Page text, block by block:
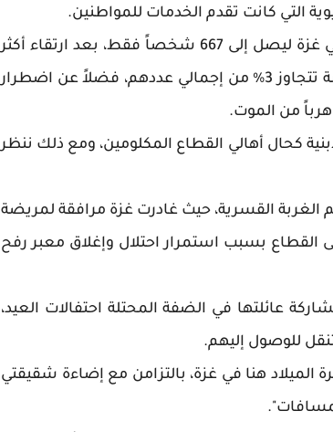
التي كانت تقدم الخدمات للمواطنين.
وتشير الإحصائيات الرسمية إلى تناقص أعداد المسيحيين في غزة ليصل إلى 667 شخصاً فقط، بعد ارتقاء أكثر
من 20 شهيداً بنيران الاحتلال خلال حرب الإبادة، ما يمثل نسبة تتجاوز 3% من إجمالي عددهم، فضلاً عن اضطرار
هرباً من الموت.
كحال أهالي القطاع المكلومين، ومع ذلك ننظر
الغربة القسرية، حيث غادرت غزة مرافقة لمريضة
القطاع بسبب استمرار احتلال وإغلاق معبر رفح
عائلتها في الضفة المحتلة احتفالات العيد،
للوصول إليهم.
الميلاد هنا في غزة، بالتزامن مع إضاءة شقيقتي